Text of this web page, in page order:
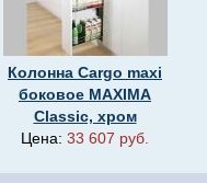
Колонна Cargo maxi
боковое MAXIMA
Classic, хром
Цена: 33 607 руб.